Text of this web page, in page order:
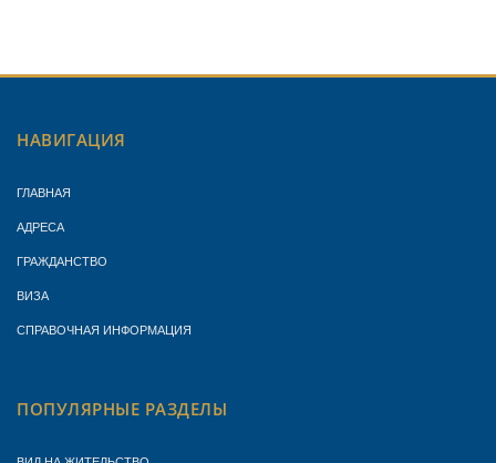
НАВИГАЦИЯ
ГЛАВНАЯ
АДРЕСА
ГРАЖДАНСТВО
ВИЗА
СПРАВОЧНАЯ ИНФОРМАЦИЯ
ПОПУЛЯРНЫЕ РАЗДЕЛЫ